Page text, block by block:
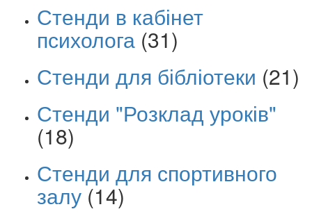
Стенди в кабінет
психолога (31)
Стенди для бібліотеки (21)
Стенди "Розклад уроків"
(18)
Стенди для спортивного
залу(14)